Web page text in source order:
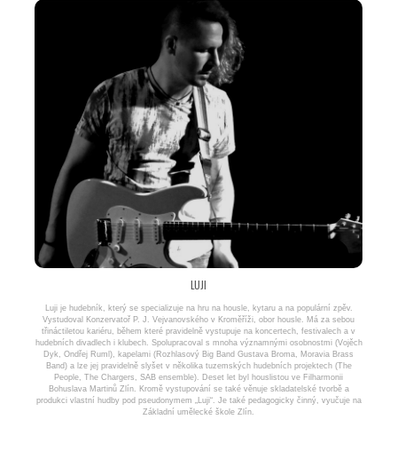
LUJI
Luji je hudebník, který se specializuje na hru na housle, kytaru a na populární zpěv.
Vystudoval Konzervatoř P. J. Vejvanovského v Kroměříži, obor housle. Má za sebou
třináctiletou kariéru, během které pravidelně vystupuje na koncertech, festivalech a v
hudebních divadlech i klubech. Spolupracoval s mnoha významnými osobnostmi (Vojěch
Dyk, Ondřej Ruml), kapelami (Rozhlasový Big Band Gustava Broma, Moravia Brass
Band) a lze jej pravidelně slyšet v několika tuzemských hudebních projektech (The
People, The Chargers, SAB ensemble). Deset let byl houslistou ve Filharmonii
Bohuslava Martinů Zlín. Kromě vystupování se také věnuje skladatelské tvorbě a
produkci vlastní hudby pod pseudonymem „Luji“. Je také pedagogicky činný, vyučuje na
Základní umělecké škole Zlín.